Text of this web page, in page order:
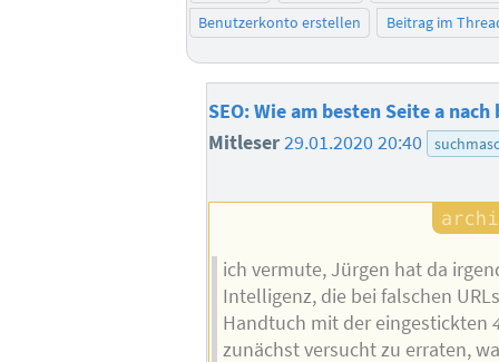
Benutzerkonto erstellen
Beitrag im
SEO: Wie am besten Seite a nach
Mitleser29.01.2020 20:40
ich vermute, Jürgen hat da
Intelligenz, die bei falschen
Handtuch mit der eingestickten
zunächst versucht zu erraten,